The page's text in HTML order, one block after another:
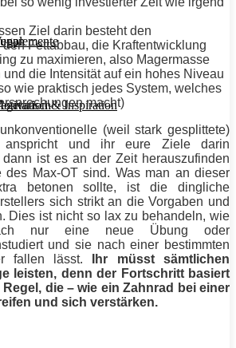
& Inspiration
Ziel darin besteht den
den Fettabbau, die Kraftentwicklung
zu maximieren, also Magermasse
und die Intensitätauf ein hohes Niveau
wie praktisch jedes System, welches
macht)
(weil stark gesplittete)
anspricht und ihr eure Ziele darin
ist es an der Zeit herauszufinden
des Max-OT sind. Was man an dieser
betonen sollte, ist die dingliche
sich strikt an die Vorgaben und
Dies ist nicht so lax zu behandeln, wie
nur eine neue Übung oder
und sie nach einer bestimmten
fallen lässt.
Ihr müsst sämtlichen
leisten, denn der Fortschritt basiert
die – wie ein Zahnrad bei einer
und sich verstärken.